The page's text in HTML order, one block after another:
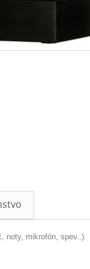
noty, mikrofón, spev..).